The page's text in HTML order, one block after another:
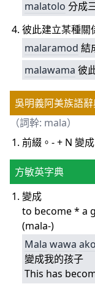
malatolo 分成
彼此建立某種關
malaramod 結
malawama 彼
吳明義阿美族語
（詞幹: mala）
前綴。- + N 變成
方敏英字典
變成
to become * a
(mala-)
Mala wawa ako
變成我的孩子
This has